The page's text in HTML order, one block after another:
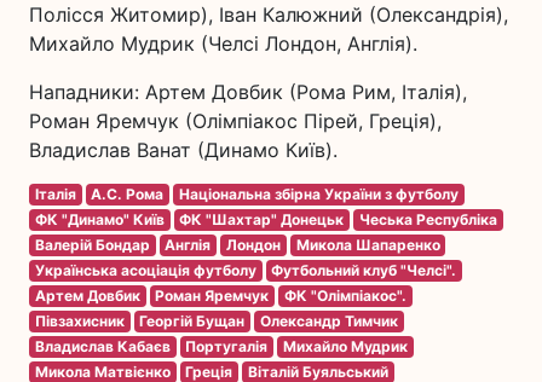
Полісся Житомир), Іван Калюжний (Олександрія),
Михайло Мудрик (Челсі Лондон, Англія).
Нападники: Артем Довбик (Рома Рим, Італія),
Роман Яремчук (Олімпіакос Пірей, Греція),
Владислав Ванат (Динамо Київ).
Італія А.С. Рома
Національна збірна України з футболу
ФК "Динамо" Київ
ФК "Шахтар" Донецьк
Чеська Республіка
Валерій Бондар
Англія Лондон
Микола Шапаренко
Українська асоціація футболу
Футбольний клуб "Челсі".
Артем Довбик
Роман Яремчук
ФК "Олімпіакос".
Півзахисник
Георгій Бущан
Олександр Тимчик
Владислав Кабаєв
Португалія
Михайло Мудрик
Микола Матвієнко
Греція
Віталій Буяльський